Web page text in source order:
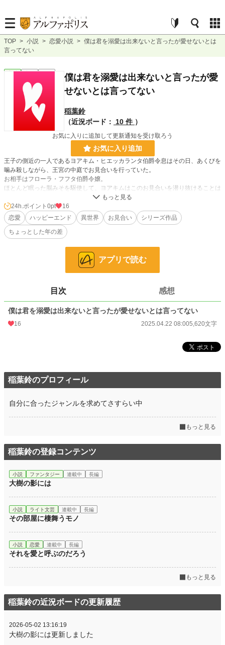
TOP > 小説 > 恋愛小説 > 僕は君を溺愛は出来ないと言ったが愛せないとは
言ってない
恋愛 完結 短編
僕は君を溺愛は出来ないと言ったが愛
せないとは言ってない
稲葉鈴
（近況ボード：
10 件 ）
お気に入りに追加して更新通知を受け取ろう
お気に入り追加
王子の側近の一人であるヨアキム・ヒエッカランタ伯爵令息はその日、あくびを
噛み殺しながら、王宮の中庭でお見合いを行っていた。
お相手はフローラ・フフタ伯爵令嬢。
ほとんど眠った脳みそを駆使して、ヨアキムはこのお見合いを潜り抜けることは
『政略結婚だからって愛を育めないとは限りません』の番外編になります。
小説 228,792 位 / 228,792 件
66,374 位 / 66,374 件
0 pt
文字数 5,620
更新日時
週間ポイント 7 pt (78,785 位)
24h.ポイント 0pt
16
恋愛
ハッピーエンド 異世界 お見合い
シリーズ作品
ちょっとした年の差
アプリで読む
目次 感想
僕は君を溺愛は出来ないと言ったが愛せないとは言ってない
16 2025.04.22 08:005,620文字
稲葉鈴のプロフィール
自分に合ったジャンルを求めてさすらい中
もっと見る
稲葉鈴の登録コンテンツ
小説 ファンタジー 連載中 長編
大樹の影には
小説 ライト文芸 連載中 長編
その部屋に棲舞うモノ
小説 恋愛 連載中 長編
それを愛と呼ぶのだろう
もっと見る
稲葉鈴の近況ボードの更新履歴
2026-05-02 13:16:19
大樹の影には更新しました